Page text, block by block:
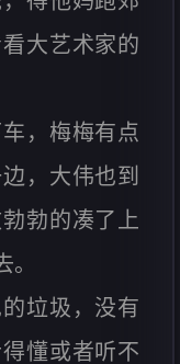
大艺术家的
，梅梅有点
，大伟也到
勃的凑了上
垃圾，没有
懂或者听不